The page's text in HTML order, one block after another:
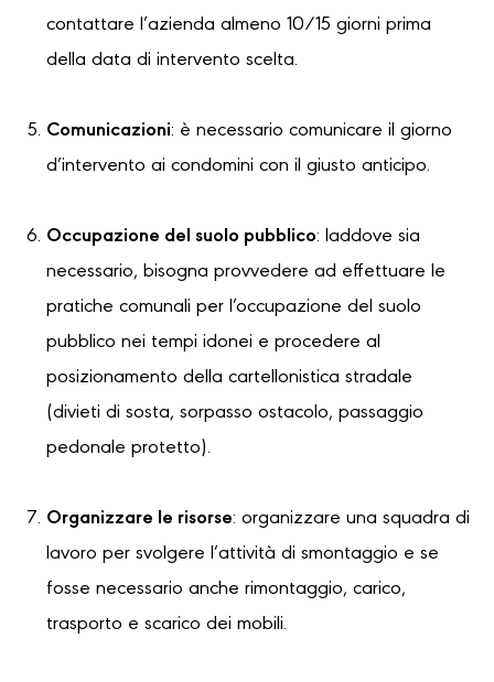
contattare l’azienda almeno 10/15 giorni prima
della data di intervento scelta.
Comunicazioni: è necessario comunicare il giorno
d’intervento ai condomini con il giusto anticipo.
Occupazione del suolo pubblico: laddove sia
necessario, bisogna provvedere ad effettuare le
pratiche comunali per l’occupazione del suolo
pubblico nei tempi idonei e procedere al
posizionamento della cartellonistica stradale
(divieti di sosta, sorpasso ostacolo, passaggio
pedonale protetto).
Organizzare le risorse: organizzare una squadra di
lavoro per svolgere l’attività di smontaggio e se
fosse necessario anche rimontaggio, carico,
trasporto e scarico dei mobili.